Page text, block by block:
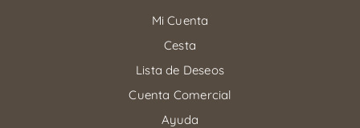
Mi Cuenta
Cesta
Lista de Deseos
Cuenta Comercial
Ayuda